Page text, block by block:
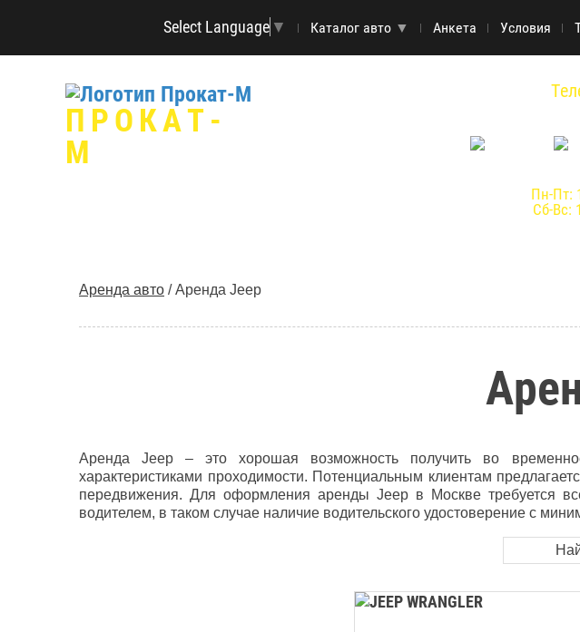
Select Language ▼ Каталог авто ▼ Анкета Условия
ПРОКАТ-
М
Пн-Пт:
Сб-Вс:
Аренда авто /Аренда Jeep
Аренда Jeep – это хорошая возможность получить во
характеристиками проходимости. Потенциальным клиентам
передвижения. Для оформления аренды Jeep в Москве требуется
водителем, в таком случае наличие водительского удостоверение с